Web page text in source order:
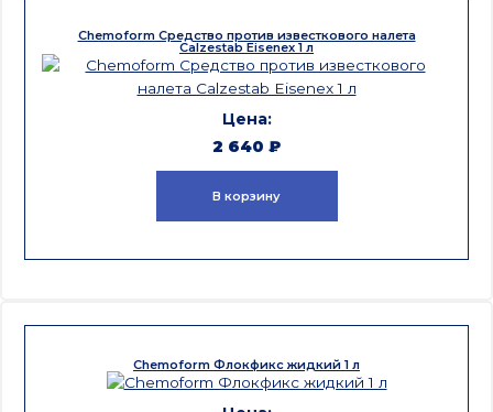
Chemoform Средство против известкового налета
Calzestab Eisenеx 1 л
2 640 ₽
В корзину
Chemoform Флокфикс жидкий 1 л